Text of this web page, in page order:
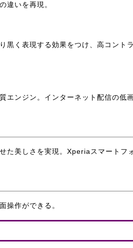
違いを再現。
黒く表現する効果をつけ、高コント
エンジン。インターネット配信の低
た美しさを実現。Xperiaスマートフ
操作ができる。